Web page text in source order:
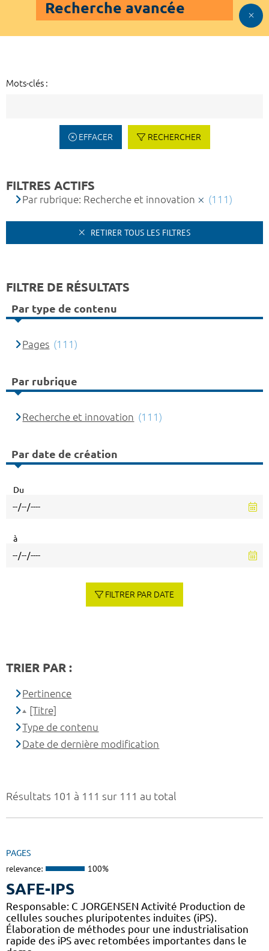
Recherche avancée
Mots-clés :
EFFACER RECHERCHER
Résultats 101 à 111 sur 111 au total
PAGES
relevance: 100%
SAFE-IPS
Responsable: C JORGENSEN Activité Production de
cellules souches pluripotentes induites (iPS).
Élaboration de méthodes pour une industrialisation
rapide des iPS avec retombées importantes dans le
FILTRES ACTIFS
Par rubrique: Recherche et innovation (111)
RETIRER TOUS LES FILTRES
FILTRE DE RÉSULTATS
Par type de contenu
Pages (111)
Par rubrique
Recherche et innovation (111)
Par date de création
Du
à
FILTRER PAR DATE
TRIER PAR :
Pertinence
[Titre]
Type de contenu
Date de dernière modification